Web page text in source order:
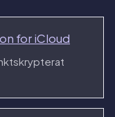
for iCloud